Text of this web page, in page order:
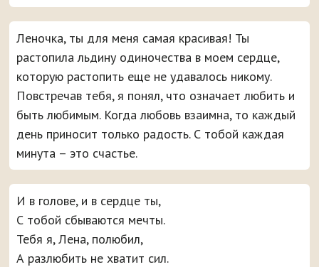
Леночка, ты для меня самая красивая! Ты
растопила льдину одиночества в моем сердце,
которую растопить еще не удавалось никому.
Повстречав тебя, я понял, что означает любить и
быть любимым. Когда любовь взаимна, то каждый
день приносит только радость. С тобой каждая
минута – это счастье.
И в голове, и в сердце ты,
С тобой сбываются мечты.
Тебя я, Лена, полюбил,
А разлюбить не хватит сил.